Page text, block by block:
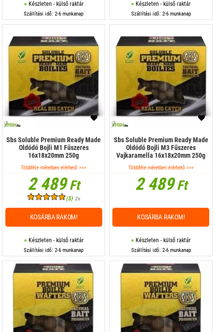
Készleten - külső raktár
Szállítási idő: 2-6 munkanap
Készleten - külső raktár
Szállítási idő: 2-6 munkanap
Sbs Soluble Premium Ready Made
Oldódó Bojli M1 Fűszeres
16x18x20mm 250g
Többféle méretben elérhető >>>
2 489Ft
(5) 2x
Készleten - külső raktár
Szállítási idő: 2-6 munkanap
KOSÁRBA RAKOM!
Sbs Soluble Premium Ready Made
Oldódó Bojli M3 Fűszeres
Vajkaramella 16x18x20mm 250g
Többféle méretben elérhető >>>
2 489Ft
Készleten - külső raktár
Szállítási idő: 2-6 munkanap
KOSÁRBA RAKOM!